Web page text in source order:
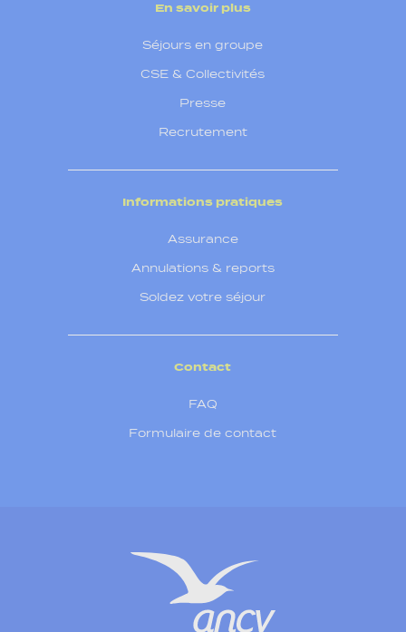
En savoir plus
Séjours en groupe
CSE & Collectivités
Presse
Recrutement
Informations pratiques
Assurance
Annulations & reports
Soldez votre séjour
Contact
FAQ
Formulaire de contact